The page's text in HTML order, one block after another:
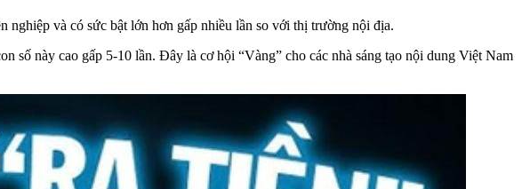
nghiệp và có sức bật lớn hơn gấp nhiều lần so với thị trường nội địa.
này cao gấp 5-10 lần. Đây là cơ hội “Vàng” cho các nhà sáng tạo nội dung Việt Nam